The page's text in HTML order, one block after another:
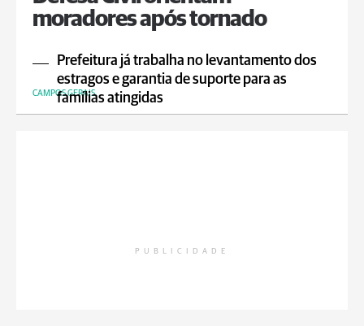
moradores após tornado
Prefeitura já trabalha no levantamento dos
estragos e garantia de suporte para as
famílias atingidas
CAMPOS GERAIS
PUBLICIDADE